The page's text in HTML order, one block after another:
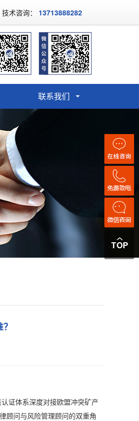
技术咨询： 13713888282
联系我们
证体系深度对接欧盟冲突矿产
顾问与风险管理顾问的双重角